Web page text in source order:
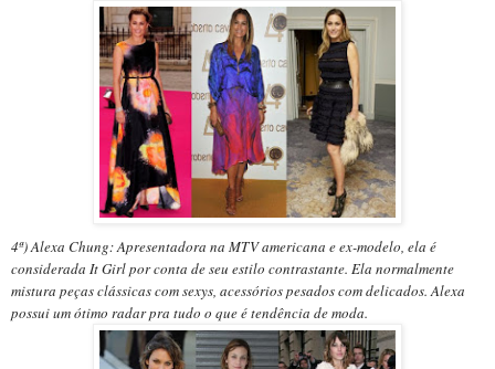
4ª) Alexa Chung: Apresentadora na MTV americana eex-modelo, ela é
considerada It Girl por conta de seu estilo contrastante. Ela normalmente
mistura peças clássicas com sexys, acessórios pesados com delicados. Alexa
possui um ótimo radar pra tudo o que é tendência de moda.